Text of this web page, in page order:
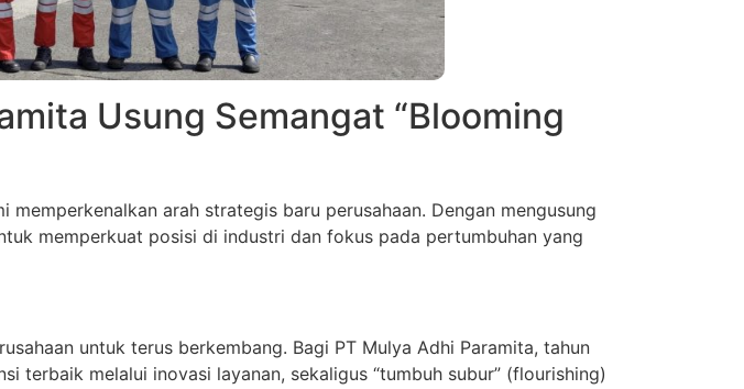
Usung Semangat “Blooming
arah strategis baru perusahaan. Dengan mengusung
memperkuat posisi di industri dan fokus pada pertumbuhan yang
untuk terus berkembang. Bagi PT Mulya Adhi Paramita, tahun
terbaik melalui inovasi layanan, sekaligus “tumbuh subur” (flourishing)